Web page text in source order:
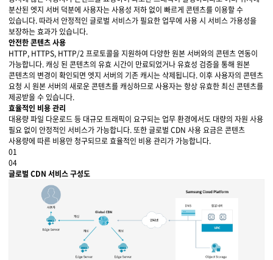
분산된 엣지 서버 덕분에 사용자는 사용성 저하 없이 빠르게 콘텐츠를 이용할 수
있습니다. 따라서 안정적인 글로벌 서비스가 필요한 업무에 사용 시 서비스 가용성을
보장하는 효과가 있습니다.
안전한 콘텐츠 사용
HTTP, HTTPS, HTTP/2 프로토콜을 지원하여 다양한 원본 서버와의 콘텐츠 연동이
가능합니다. 캐싱 된 콘텐츠의 유효 시간이 만료되었거나 유효성 검증을 통해 원본
콘텐츠의 변경이 확인되면 엣지 서버의 기존 캐시는 삭제됩니다. 이후 사용자의 콘텐츠
요청 시 원본 서버의 새로운 콘텐츠를 캐싱하므로 사용자는 항상 유효한 최신 콘텐츠를
제공받을 수 있습니다.
효율적인 비용 관리
대용량 파일 다운로드 등 대규모 트래픽이 요구되는 업무 환경에서도 대량의 자원 사용
필요 없이 안정적인 서비스가 가능합니다. 또한 글로벌 CDN 사용 요금은 콘텐츠
사용량에 따른 비용만 청구되므로 효율적인 비용 관리가 가능합니다.
01
04
글로벌 CDN 서비스 구성도